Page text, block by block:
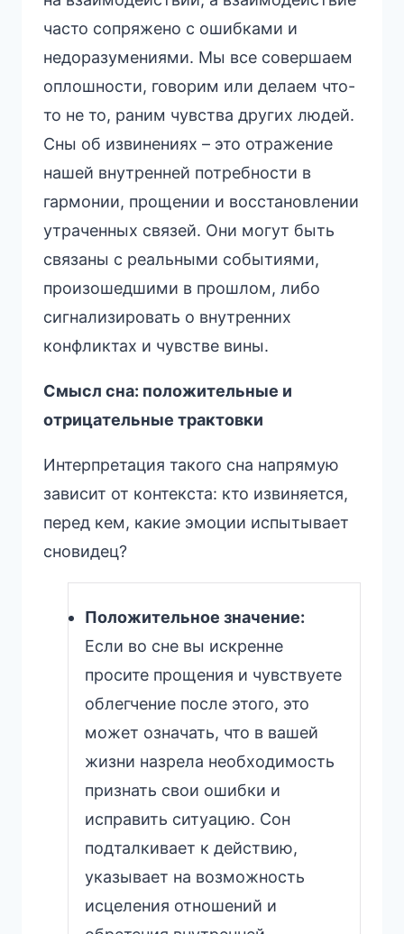
часто сопряжено с ошибками и
недоразумениями. Мы все совершаем
оплошности, говорим или делаем что-
то не то, раним чувства других людей.
Сны об извинениях – это отражение
нашей внутренней потребности в
гармонии, прощении и восстановлении
утраченных связей. Они могут быть
связаны с реальными событиями,
произошедшими в прошлом, либо
сигнализировать о внутренних
конфликтах и чувстве вины.
Смысл сна: положительные и
отрицательные трактовки
Интерпретация такого сна напрямую
зависит от контекста: кто извиняется,
перед кем, какие эмоции испытывает
сновидец?
Положительное значение:
Если во сне вы искренне
просите прощения и чувствуете
облегчение после этого, это
может означать, что в вашей
жизни назрела необходимость
признать свои ошибки и
исправить ситуацию. Сон
подталкивает к действию,
указывает на возможность
исцеления отношений и